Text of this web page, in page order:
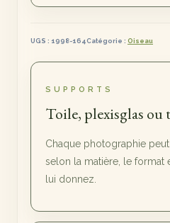
UGS : 1998-164Catégorie : Oiseau
SUPPORTS
Toile, plexisglas ou
Chaque photographie
selon la matière, le format
lui donnez.